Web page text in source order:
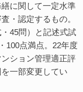
に関して一定水準
・認定するもの。
45問）と記述式試
100点満点。22年度
ション管理適正評
一部変更してい